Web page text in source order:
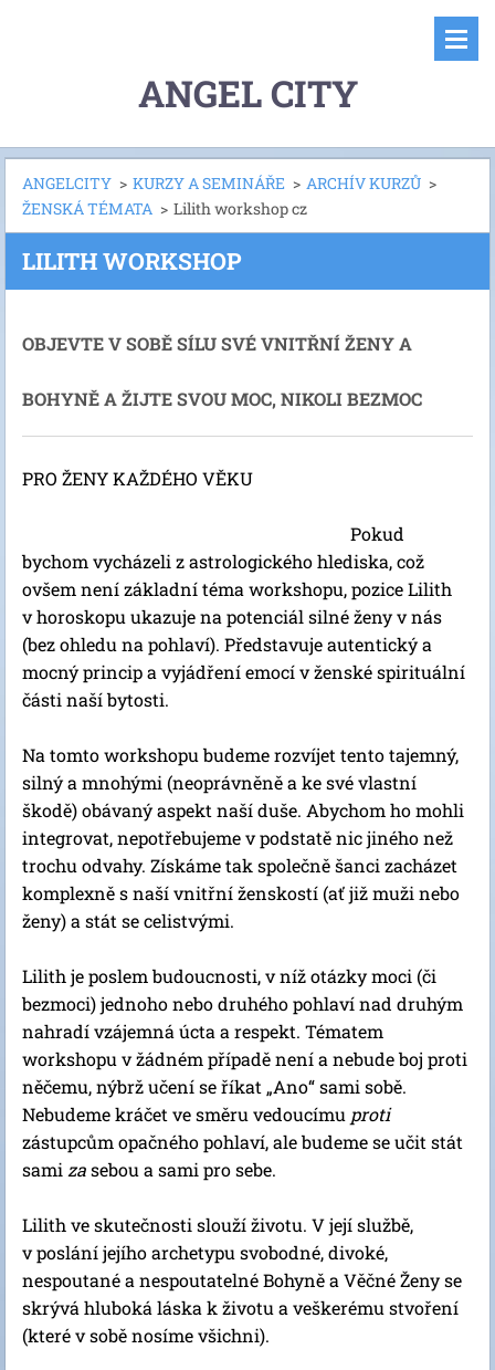
ANGEL CITY
ANGELCITY > KURZY A SEMINÁŘE > ARCHÍV KURZŮ >
ŽENSKÁ TÉMATA > Lilith workshop cz
LILITH WORKSHOP
OBJEVTE V SOBĚ SÍLU SVÉ VNITŘNÍ ŽENY A
BOHYNĚ A ŽIJTE SVOU MOC, NIKOLI BEZMOC
PRO ŽENY KAŽDÉHO VĚKU
Pokud
bychom vycházeli z astrologického hlediska, což
ovšem není základní téma workshopu, pozice Lilith
v horoskopu ukazuje na potenciál silné ženy v nás
(bez ohledu na pohlaví). Představuje autentický a
mocný princip a vyjádření emocí v ženské spirituální
části naší bytosti.
Na tomto workshopu budeme rozvíjet tento tajemný,
silný a mnohými (neoprávněně a ke své vlastní
škodě) obávaný aspekt naší duše. Abychom ho mohli
integrovat, nepotřebujeme v podstatě nic jiného než
trochu odvahy. Získáme tak společně šanci zacházet
komplexně s naší vnitřní ženskostí (ať již muži nebo
ženy) a stát se celistvými.
Lilith je poslem budoucnosti, v níž otázky moci (či
bezmoci) jednoho nebo druhého pohlaví nad druhým
nahradí vzájemná úcta a respekt. Tématem
workshopu v žádném případě není a nebude boj proti
něčemu, nýbrž učení se říkat „Ano“ sami sobě.
Nebudeme kráčet ve směru vedoucímu proti
zástupcům opačného pohlaví, ale budeme se učit stát
sami zasebou a sami pro sebe.
Lilith ve skutečnosti slouží životu. V její službě,
v poslání jejího archetypu svobodné, divoké,
nespoutané a nespoutatelné Bohyně a Věčné Ženy se
skrývá hluboká láska k životu a veškerému stvoření
(které v sobě nosíme všichni).